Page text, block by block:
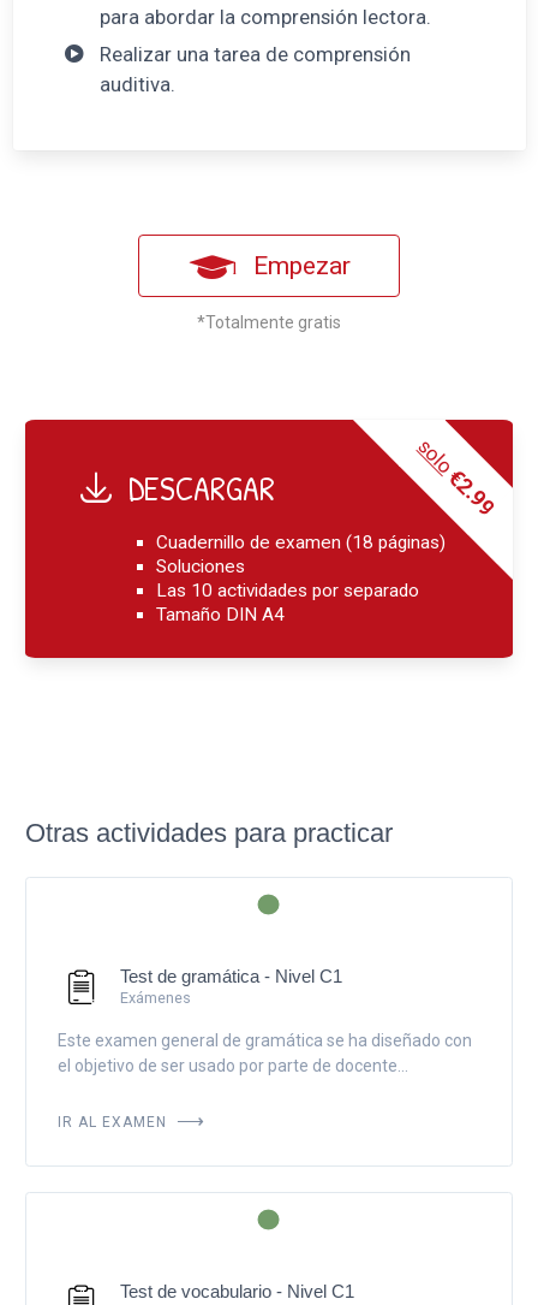
para abordar la comprensión lectora.
Realizar una tarea de comprensión
auditiva.
Empezar
*Totalmente gratis
solo
€2.99
DESCARGAR
Cuadernillo de examen (18 páginas)
Soluciones
Las 10 actividades por separado
Tamaño DIN A4
Otras actividades para practicar
Test de gramática - Nivel C1
Exámenes
Este examen general de gramática se ha diseñado con
el objetivo de ser usado por parte de docente...
IR AL EXAMEN
Test de vocabulario - Nivel C1